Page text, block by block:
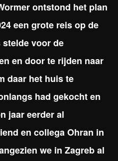
ontstond het plan
een grote reis op de
stelde voor de
en door te rijden naar
daar het huis te
had gekocht en
jaar eerder al
en collega Ohran in
we in Zagreb al